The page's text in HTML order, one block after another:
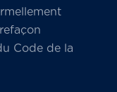
Code de la